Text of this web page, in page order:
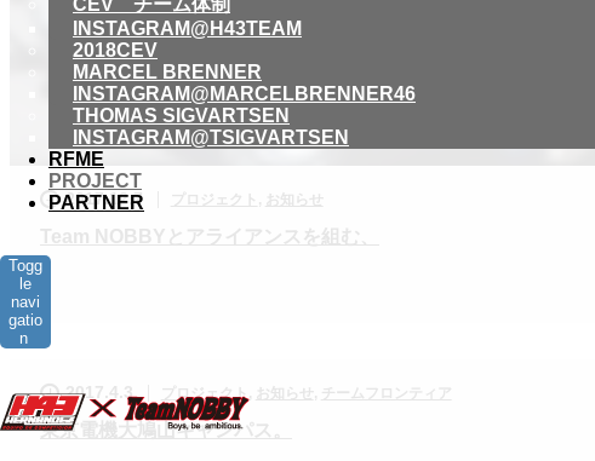
CEV チーム体制
INSTAGRAM@H43TEAM
2018CEV
MARCEL BRENNER
INSTAGRAM@MARCELBRENNER46
THOMAS SIGVARTSEN
INSTAGRAM@TSIGVARTSEN
RFME
PROJECT
PARTNER
Togg
le
navi
gatio
n
2017.12.7 プロジェクト , お知らせ
Team NOBBYとアライアンスを組む、
2017.4.3 プロジェクト , お知らせ , チームフロンティア
東京電機大鳩山キャンパス。